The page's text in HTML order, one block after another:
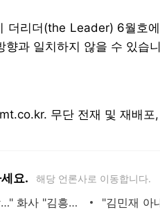
더리더(the Leader) 6월호
과 일치하지 않을 수 있습
무단 전재 및 재배포
요. 해당 언론사로 이동합니다.
이효리 "난 ○○○와 결혼할…" 화사 "김흥국이요?" - 머니투데이